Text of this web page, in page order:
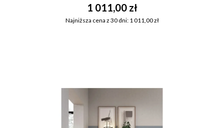
1 011,00 zł
Najniższa cena z 30 dni: 1 011,00 zł